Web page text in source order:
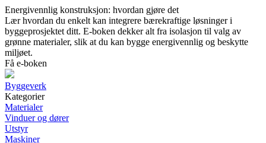
Energivennlig konstruksjon: hvordan gjøre det
Lær hvordan du enkelt kan integrere bærekraftige løsninger i
byggeprosjektet ditt. E-boken dekker alt fra isolasjon til valg av
grønne materialer, slik at du kan bygge energivennlig og beskytte
miljøet.
Få e-boken
Byggeverk
Kategorier
Materialer
Vinduer og dører
Utstyr
Maskiner